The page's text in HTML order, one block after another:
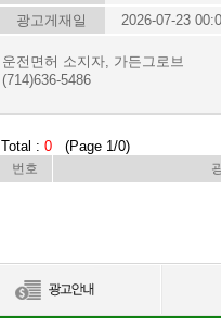
광고게재일
2026-07-23
운전면허 소지자, 가든그로브
(714)636-5486
Total : 0 (Page 1/0)
번호